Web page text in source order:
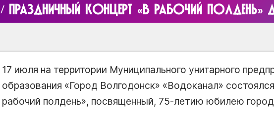
/ ПРАЗДНИЧНЫЙ КОНЦЕРТ «В РАБОЧИЙ
17 июля на территории Муниципального унитарного
образования «Город Волгодонск» «Водоканал»
рабочий полдень», посвященный, 75-летию юбилею